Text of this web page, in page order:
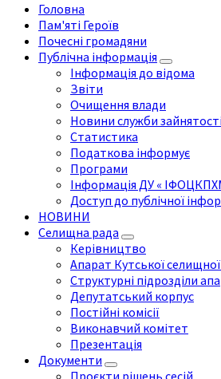
Головна
Пам'яті Героїв
Почесні громадяни
Публічна інформація
Інформація до відома
Звіти
Очищення влади
Новини служби
Статистика
Податкова інформує
Програми
Інформація ДУ «
Доступ до публічної
НОВИНИ
Селищна рада
Керівництво
Апарат Кутської
Структурні підрозділи
Депутатський корпус
Постійні комісії
Виконавчий комітет
Презентація
Документи